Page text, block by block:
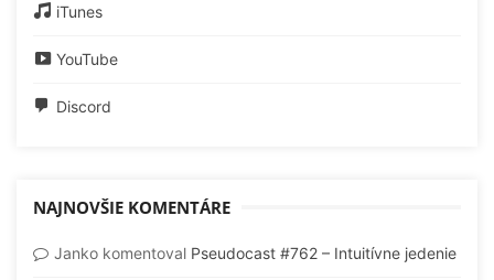
iTunes
YouTube
Discord
NAJNOVŠIE KOMENTÁRE
Janko komentoval Pseudocast #762 – Intuitívne jedenie